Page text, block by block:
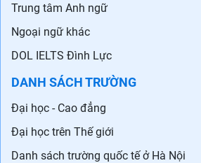
Trung tâm Anh ngữ
Ngoại ngữ khác
DOL IELTS Đình Lực
DANH SÁCH TRƯỜNG
Đại học - Cao đẳng
Đại học trên Thế giới
Danh sách trường quốc tế ở Hà Nội